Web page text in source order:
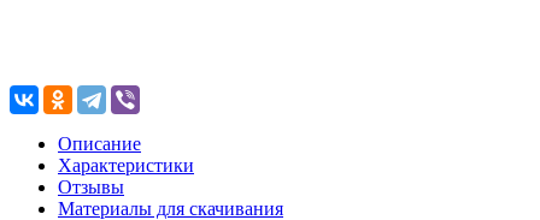
Описание
Характеристики
Отзывы
Материалы для скачивания